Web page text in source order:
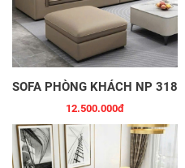
SOFA PHÒNG KHÁCH NP 318
12.500.000đ